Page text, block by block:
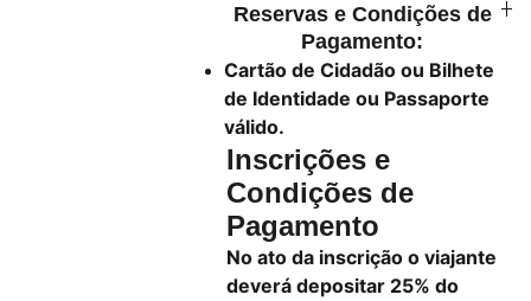
Reservas e Condições de
Pagamento:
Cartão de Cidadão ou Bilhete
de Identidade ou Passaporte
válido.
Inscrições e
Condições de
Pagamento
No ato da inscrição o viajante
deverá depositar 25% do